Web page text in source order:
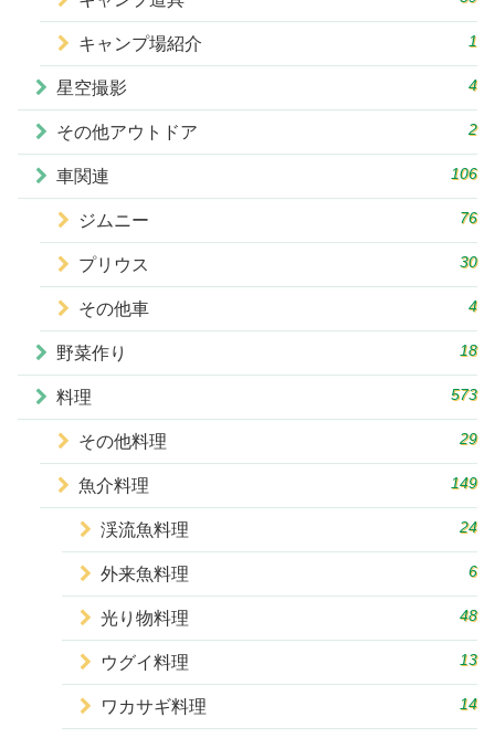
キャンプ場紹介 1
星空撮影 4
その他アウトドア 2
車関連 106
ジムニー 76
プリウス 30
その他車 4
野菜作り 18
料理 573
その他料理 29
魚介料理 149
渓流魚料理 24
外来魚料理 6
光り物料理 48
ウグイ料理 13
ワカサギ料理 14